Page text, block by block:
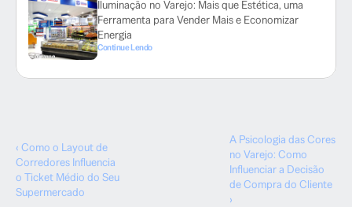
Iluminação no Varejo: Mais que Estética, uma
Ferramenta para Vender Mais e Economizar
Energia
Continue Lendo
‹ Como o Layout de
Corredores Influencia
o Ticket Médio do Seu
Supermercado
A Psicologia das Cores
no Varejo: Como
Influenciar a Decisão
de Compra do Cliente
›